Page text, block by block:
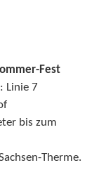
Fest
Linie 7
bis zum
Therme.